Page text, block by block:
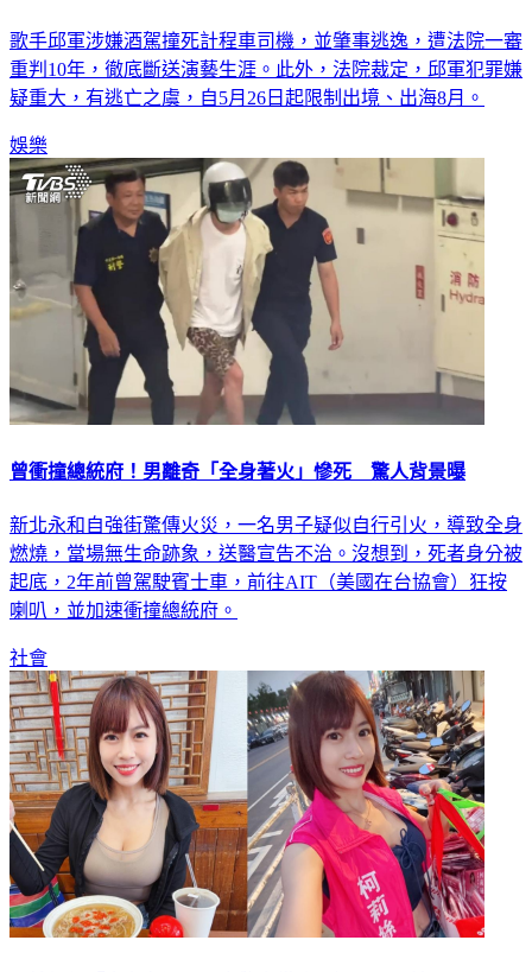
歌手邱軍涉嫌酒駕撞死計程車司機，並肇事逃逸，遭法院一審
重判10年，徹底斷送演藝生涯。此外，法院裁定，邱軍犯罪嫌
疑重大，有逃亡之虞，自5月26日起限制出境、出海8月。
娛樂
曾衝撞總統府！男離奇「全身著火」慘死 驚人背景曝
新北永和自強街驚傳火災，一名男子疑似自行引火，導致全身
燃燒，當場無生命跡象，送醫宣告不治。沒想到，死者身分被
起底，2年前曾駕駛賓士車，前往AIT（美國在台協會）狂按
喇叭，並加速衝撞總統府。
社會